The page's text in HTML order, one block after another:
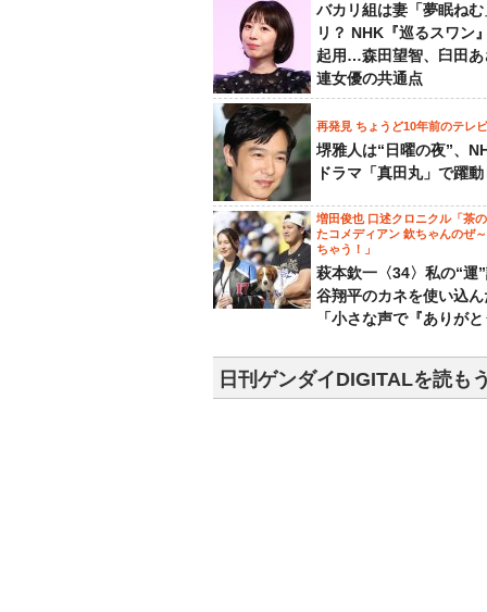
バカリ組は妻「夢眠ねむ
リ？ NHK『巡るスワン
起用…森田望智、臼田あ
連女優の共通点
再発見 ちょうど10年前のテレビ
堺雅人は“日曜の夜”、
ドラマ「真田丸」で躍
増田俊也 口述クロニクル「茶
たコメディアン 欽ちゃんのぜ
ちゃう！」
萩本欽一〈34〉私の“
谷翔平のカネを使い込ん
「小さな声で『ありがと
日刊ゲンダイDIGITALを読も